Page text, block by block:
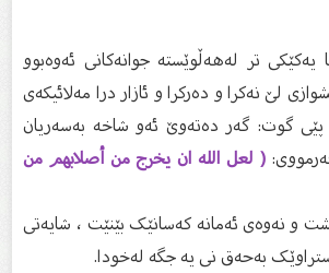
تر لەهەڵوێسته جوانەکانی ئەوەبوو
لێ نەکرا و دەرکرا و ئازار درا مەلائیکەی
گوت: گەر دەتەوێ ئەو شاخە بەسەریان
( لعل الله ان يخرج من أصلابهم من
و نەوەی ئەمانە کەسانێک بێنێت ، شایەتی
بەحەق نی یە جگە لەخودا.